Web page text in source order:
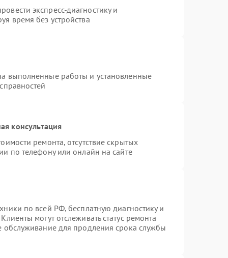
экспресс-диагностику и
время без устройства
выполненные работы и установленные
консультация
ремонта, отсутствие скрытых
по телефону или онлайн на сайте
по всей РФ, бесплатную диагностику и
могут отслеживать статус ремонта
обслуживание для продления срока службы